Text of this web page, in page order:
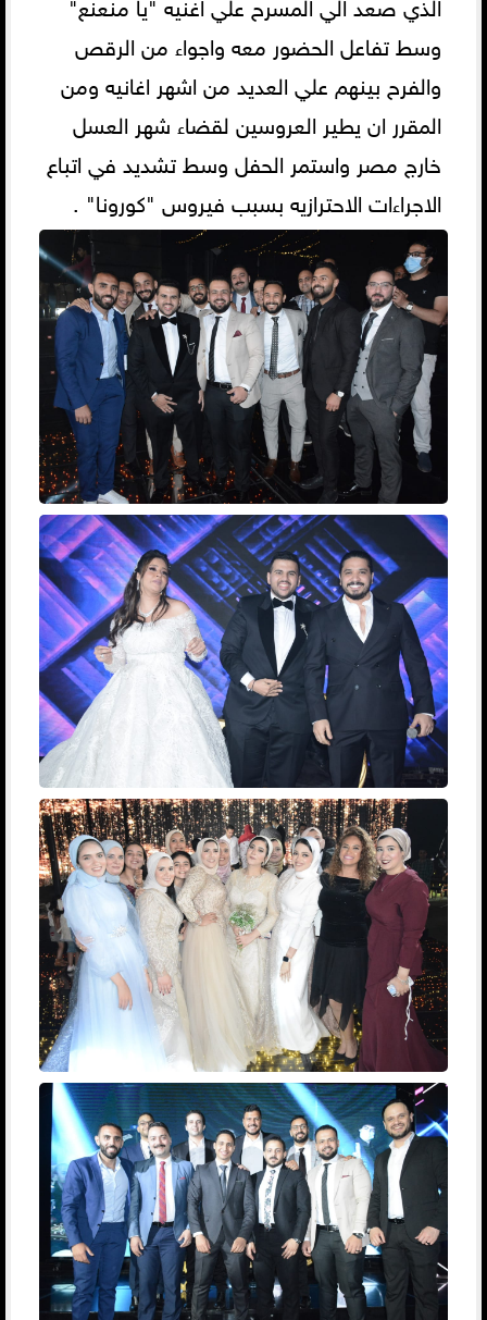
وسط تفاعل الحضور معه واجواء من الرقص
والفرح بينهم علي العديد من اشهر اغانيه ومن
المقرر ان يطير العروسين لقضاء شهر العسل
خارج مصر واستمر الحفل وسط تشديد في اتباع
الاجراءات الاحترازيه بسبب فيروس "كورونا" .